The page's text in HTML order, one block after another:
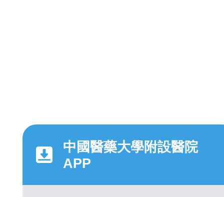
中國醫藥大學附設醫院
APP